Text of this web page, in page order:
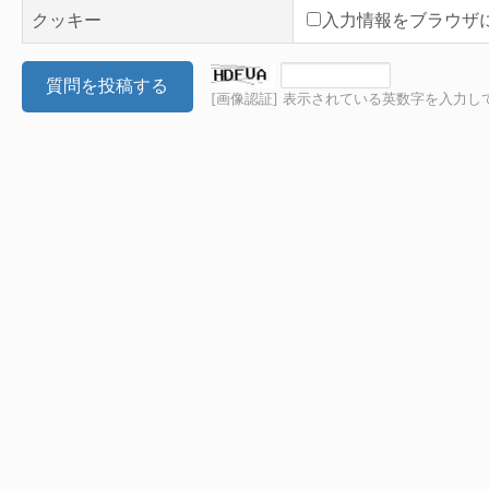
クッキー 入力情報をブラウザ
質問を投稿する
[画像認証] 表示されている英数字を入力し